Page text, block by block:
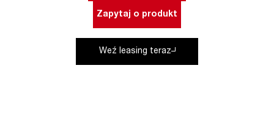
800
Piher
kat.
Zapytaj o produkt
Weź leasing teraz